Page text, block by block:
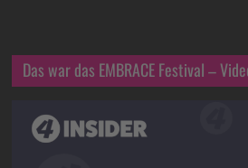
Das war das EMBRACE Festival –